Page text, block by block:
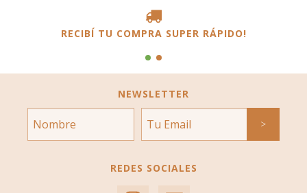
RECIBÍ TU COMPRA SUPER RÁPIDO!
NEWSLETTER
REDES SOCIALES